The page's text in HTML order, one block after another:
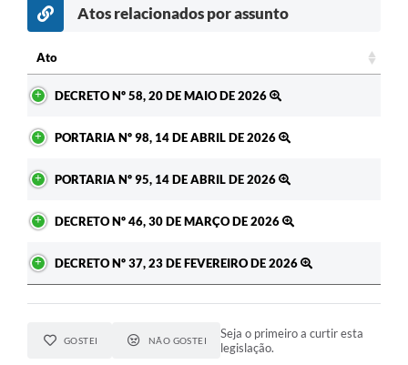
Atos relacionados por assunto
Ato
DECRETO Nº 58, 20 DE MAIO DE 2026
PORTARIA Nº 98, 14 DE ABRIL DE 2026
PORTARIA Nº 95, 14 DE ABRIL DE 2026
DECRETO Nº 46, 30 DE MARÇO DE 2026
DECRETO Nº 37, 23 DE FEVEREIRO DE 2026
GOSTEI NÃO GOSTEI
Seja o primeiro a curtir esta
legislação.